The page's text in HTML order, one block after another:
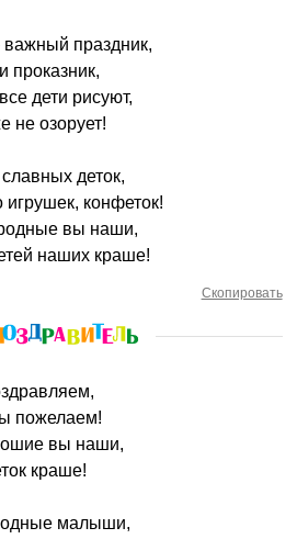
важный праздник,
проказник,
дети рисуют,
не озорует!
деток,
конфеток!
родные вы наши,
наших краше!
Скопировать
пожелаем!
вы наши,
краше!
малыши,